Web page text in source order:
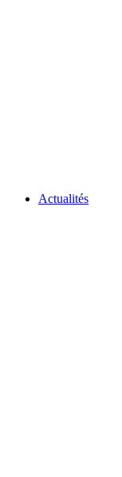
Actualités